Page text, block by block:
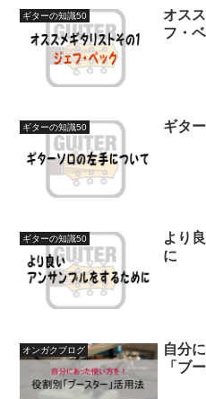
ギターの知識50
オス
フ・
ギターの知識50 ギタ
ギターの知識50
より
に
オンガクブログ
自分
「ブ